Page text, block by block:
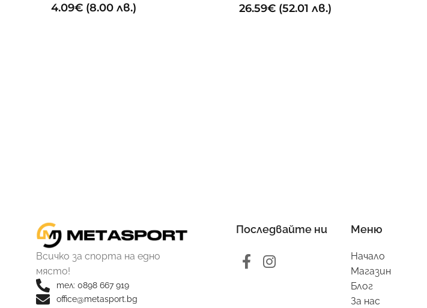
4.09€ (8.00 лв.) 26.59€ (52.01 лв.)
Всичко за спорта на едно
място!
тел: 0898 667 919
office@metasport.bg
Последвайте ни Меню
Начало
Магазин
Блог
За нас